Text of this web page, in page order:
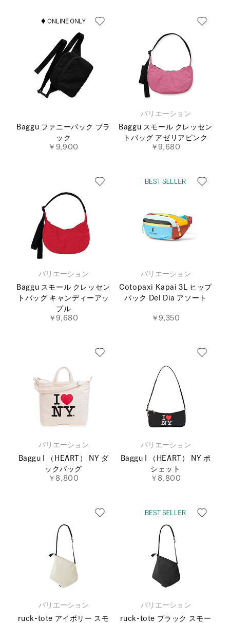
Baggu ファニーパック ブラ
ック
￥9,900
バリエーション
Baggu スモール クレッセン
トバッグ アゼリアピンク
￥9,680
バリエーション
Baggu スモール クレッセン
トバッグ キャンディーアッ
プル
￥9,680
バリエーション
Cotopaxi Kapai 3L ヒップ
パック Del Dia アソート
￥9,350
バリエーション
Baggu I （HEART） NY ダ
ックバッグ
￥8,800
バリエーション
Baggu I （HEART） NY ポ
シェット
￥8,800
バリエーション
ruck-tote アイボリー スモ
バリエーション
ruck-tote ブラック スモー